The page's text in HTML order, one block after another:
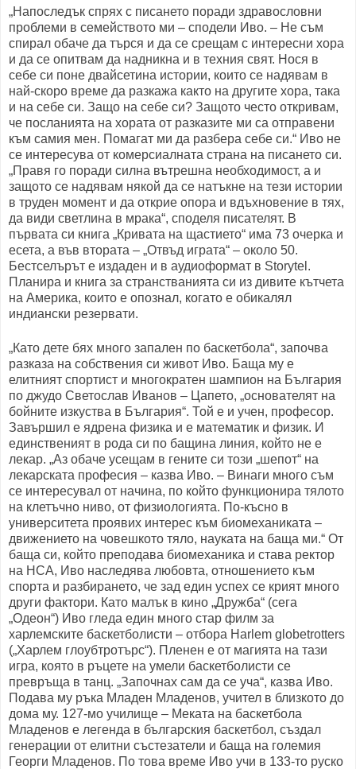
„Напоследък спрях с писането поради здравословни
проблеми в семейството ми – сподели Иво. – Не съм
спирал обаче да търся и да се срещам с интересни хора
и да се опитвам да надникна и в техния свят. Нося в
себе си поне двайсетина истории, които се надявам в
най-скоро време да разкажа както на другите хора, така
и на себе си. Защо на себе си? Защото често откривам,
че посланията на хората от разказите ми са отправени
към самия мен. Помагат ми да разбера себе си.“ Иво не
се интересува от комерсиалната страна на писането си.
„Правя го поради силна вътрешна необходимост, а и
защото се надявам някой да се натъкне на тези истории
в труден момент и да открие опора и вдъхновение в тях,
да види светлина в мрака“, споделя писателят. В
първата си книга „Кривата на щастието“ има 73 очерка и
есета, а във втората – „Отвъд играта“ – около 50.
Бестселърът е издаден и в аудиоформат в Storytel.
Планира и книга за странстванията си из дивите кътчета
на Америка, които е опознал, когато е обикалял
индиански резервати.
„Като дете бях много запален по баскетбола“, започва
разказа на собствения си живот Иво. Баща му е
елитният спортист и многократен шампион на България
по джудо Светослав Иванов – Цапето, „основателят на
бойните изкуства в България“. Той е и учен, професор.
Завършил е ядрена физика и е математик и физик. И
единственият в рода си по бащина линия, който не е
лекар. „Аз обаче усещам в гените си този „шепот“ на
лекарската професия – казва Иво. – Винаги много съм
се интересувал от начина, по който функционира тялото
на клетъчно ниво, от физиологията. По-късно в
университета проявих интерес към биомеханиката –
движението на човешкото тяло, науката на баща ми.“ От
баща си, който преподава биомеханика и става ректор
на НСА, Иво наследява любовта, отношението към
спорта и разбирането, че зад един успех се крият много
други фактори. Като малък в кино „Дружба“ (сега
„Одеон“) Иво гледа един много стар филм за
харлемските баскетболисти – отбора Harlem globetrotters
(„Харлем глоубтротърс“). Пленен е от магията на тази
игра, която в ръцете на умели баскетболисти се
превръща в танц. „Започнах сам да се уча“, казва Иво.
Подава му ръка Младен Младенов, учител в близкото до
дома му. 127-мо училище – Меката на баскетбола
Младенов е легенда в българския баскетбол, създал
генерации от елитни състезатели и баща на големия
Георги Младенов. По това време Иво учи в 133-то руско